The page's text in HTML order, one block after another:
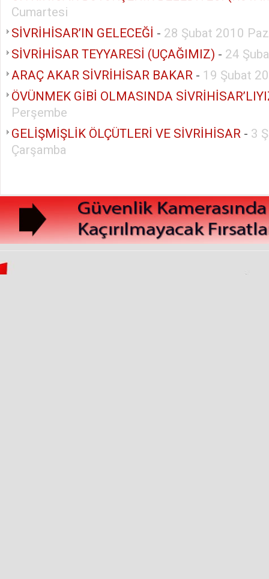
Cumartesi
SİVRİHİSAR’IN GELECEĞİ - 28 Şubat 2010
SİVRİHİSAR TEYYARESİ (UÇAĞIMIZ) - 24
ARAÇ AKAR SİVRİHİSAR BAKAR - 19 Şubat
ÖVÜNMEK GİBİ OLMASINDA
Perşembe
GELİŞMİŞLİK ÖLÇÜTLERİ VE SİVRİHİSAR - 3
Çarşamba